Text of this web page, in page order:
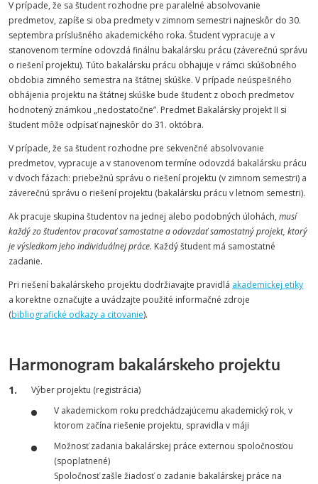
V prípade, že sa študent rozhodne pre paralelné absolvovanie
predmetov, zapíše si oba predmety v zimnom semestri najneskôr do 30.
septembra príslušného akademického roka. Študent vypracuje a v
stanovenom termíne odovzdá finálnu bakalársku prácu (záverečnú správu
o riešení projektu). Túto bakalársku prácu obhajuje v rámci skúšobného
obdobia zimného semestra na štátnej skúške. V prípade neúspešného
obhájenia projektu na štátnej skúške bude študent z oboch predmetov
hodnotený známkou „nedostatočne”. Predmet Bakalársky projekt II si
študent môže odpísať najneskôr do 31. októbra.
V prípade, že sa študent rozhodne pre sekvenčné absolvovanie
predmetov, vypracuje a v stanovenom termíne odovzdá bakalársku prácu
v dvoch fázach: priebežnú správu o riešení projektu (v zimnom semestri) a
záverečnú správu o riešení projektu (bakalársku prácu v letnom semestri).
Ak pracuje skupina študentov na jednej alebo podobných úlohách, musí
každý zo študentov pracovať samostatne a odovzdať samostatný projekt, ktorý
je výsledkom jeho individuálnej práce. Každý študent má samostatné
zadanie.
Pri riešení bakalárskeho projektu dodržiavajte pravidlá akademickej etiky
a korektne označujte a uvádzajte použité informačné zdroje
(bibliografické odkazy a citovanie).
Harmonogram bakalárskeho projektu
Výber projektu (registrácia)
V akademickom roku predchádzajúcemu akademický rok, v
ktorom začína riešenie projektu, spravidla v máji
Možnosť zadania bakalárskej práce externou spoločnosťou
(spoplatnené)
Spoločnosť zašle žiadosť o zadanie bakalárskej práce na